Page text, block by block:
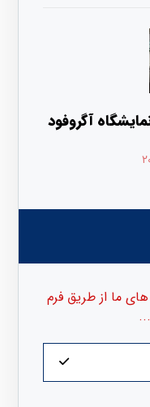
آگروفود
ما از طریق فرم